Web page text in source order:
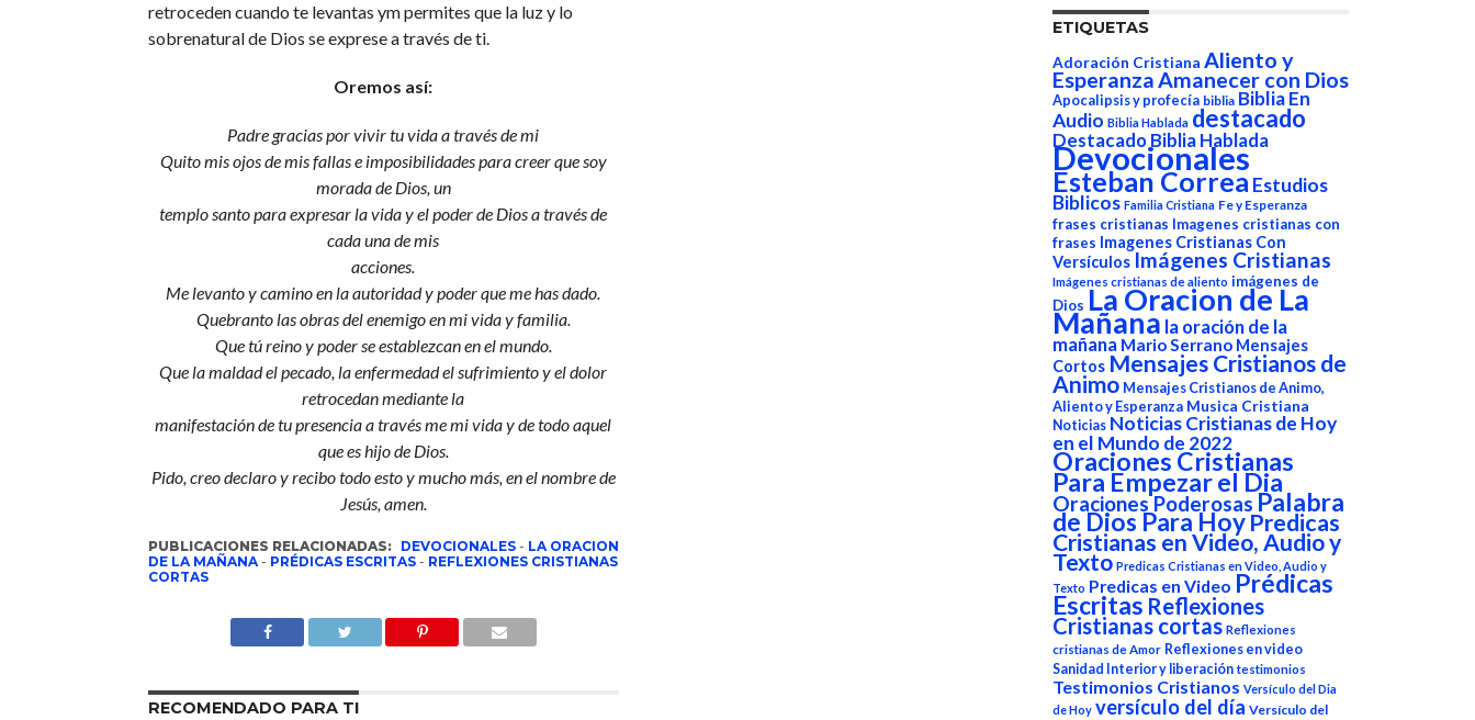
retroceden cuando te levantas ym permites que la luz y lo
sobrenatural de Dios se exprese a través de ti.
Oremos así:
Padre gracias por vivir tu vida a través de mi
Quito mis ojos de mis fallas e imposibilidades para creer que soy
morada de Dios, un
templo santo para expresar la vida y el poder de Dios a través de
cada una de mis
acciones.
Me levanto y camino en la autoridad y poder que me has dado.
Quebranto las obras del enemigo en mi vida y familia.
Que tú reino y poder se establezcan en el mundo.
Que la maldad el pecado, la enfermedad el sufrimiento y el dolor
retrocedan mediante la
manifestación de tu presencia a través me mi vida y de todo aquel
que es hijo de Dios.
Pido, creo declaro y recibo todo esto y mucho más, en el nombre de
Jesús, amen.
PUBLICACIONES RELACIONADAS: DEVOCIONALES- LA ORACION
DE LA MAÑANA- PRÉDICAS ESCRITAS- REFLEXIONES CRISTIANAS
CORTAS
RECOMENDADO PARA TI
ETIQUETAS
Adoración Cristiana Aliento y
EsperanzaAmanecer con Dios
Apocalipsis y profecía biblia Biblia En
Audio Biblia Hablada destacado
Destacado Biblia Hablada
Devocionales
Esteban Correa Estudios
Biblicos Familia Cristiana Fe y Esperanza
frases cristianas Imagenes cristianas con
frases Imagenes Cristianas Con
Versículos Imágenes Cristianas
Imágenes cristianas de aliento imágenes de
Dios La Oracion de La
Mañana la oración de la
mañana Mario Serrano Mensajes
Cortos Mensajes Cristianos de
Animo Mensajes Cristianos de Animo,
Aliento y Esperanza Musica Cristiana
Noticias Noticias Cristianas de Hoy
en el Mundo de 2022
Oraciones Cristianas
Para Empezar el Dia
Oraciones Poderosas Palabra
de Dios Para HoyPredicas
Cristianas en Video, Audio y
Texto Predicas Cristianas en Video, Audio y
Texto Predicas en Video Prédicas
Escritas Reflexiones
Cristianas cortas Reflexiones
cristianas de Amor Reflexiones en video
Sanidad Interior y liberación testimonios
Testimonios Cristianos Versículo del Dia
de Hoy versículo del día Versículo del